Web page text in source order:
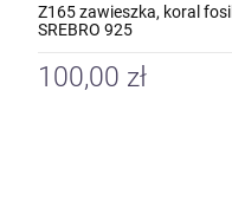
Z165 zawieszka, koral fosil
SREBRO 925
100,00 zł